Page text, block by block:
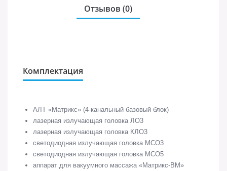
Отзывов (0)
Комплектация
АЛТ «Матрикс» (4-канальный базовый блок)
лазерная излучающая головка ЛО3
лазерная излучающая головка КЛО3
светодиодная излучающая головка МСО3
светодиодная излучающая головка МСО5
аппарат для вакуумного массажа «Матрикс-ВМ»